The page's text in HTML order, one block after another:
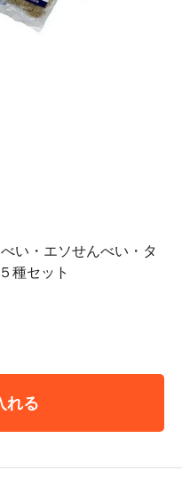
い・エソせんべい・タ
種セット
れる